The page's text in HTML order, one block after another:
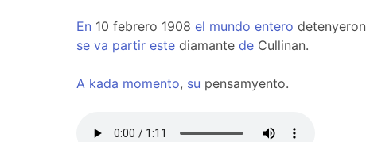
En 10 febrero 1908 el mundo entero detenyeron
se va partir este diamante de Cullinan.
A kada momento, su pensamyento.